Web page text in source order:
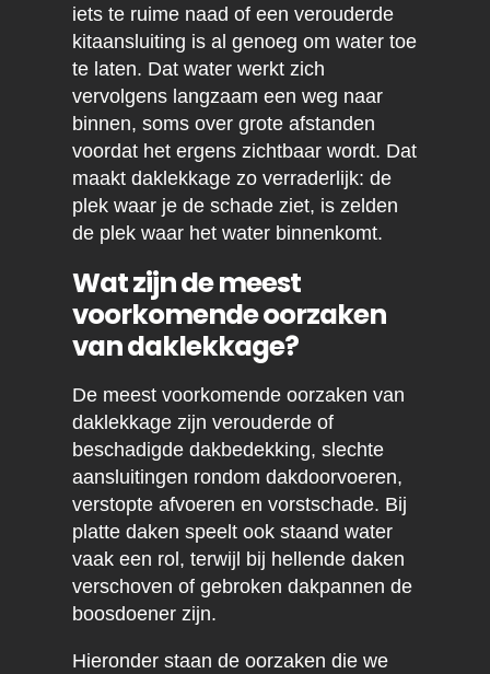
iets te ruime naad of een verouderde
kitaansluiting is al genoeg om water toe
te laten. Dat water werkt zich
vervolgens langzaam een weg naar
binnen, soms over grote afstanden
voordat het ergens zichtbaar wordt. Dat
maakt daklekkage zo verraderlijk: de
plek waar je de schade ziet, is zelden
de plek waar het water binnenkomt.
Wat zijn de meest
voorkomende oorzaken
van daklekkage?
De meest voorkomende oorzaken van
daklekkage zijn verouderde of
beschadigde dakbedekking, slechte
aansluitingen rondom dakdoorvoeren,
verstopte afvoeren en vorstschade. Bij
platte daken speelt ook staand water
vaak een rol, terwijl bij hellende daken
verschoven of gebroken dakpannen de
boosdoener zijn.
Hieronder staan de oorzaken die we